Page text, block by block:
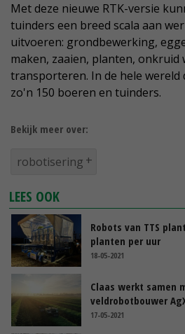
Met deze nieuwe RTK-versie
tuinders een breed scala aan
uitvoeren: grondbewerking,
maken, zaaien, planten, onkruid
transporteren. In de hele
zo'n 150 boeren en tuinders.
Bekijk meer over:
robotisering
LEES OOK
Robots van TTS
planten per uur
18-05-2021
Claas werkt samen
veldrobotbouwer
17-05-2021